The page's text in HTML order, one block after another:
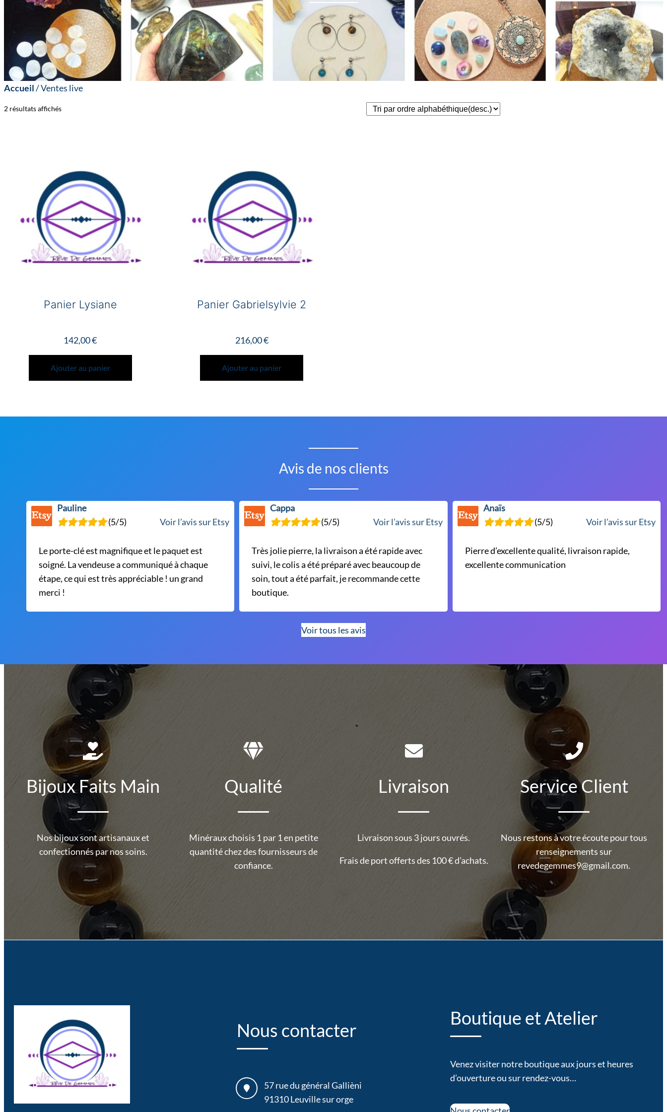
Accueil/ Ventes live
2 résultats affichés
Panier Lysiane
142,00€
Ajouter au panier
Panier Gabrielsylvie 2
216,00€
Ajouter au panier
Avis de nos clients
Pauline
(5/5)
Voir l’avis sur Etsy
Le porte-clé est magnifique et le paquet est
soigné. La vendeuse a communiqué à chaque
étape, ce qui est très appréciable ! un grand
merci !
Cappa
(5/5)
Voir l’avis sur Etsy
Très jolie pierre, la livraison a été rapide avec
suivi, le colis a été préparé avec beaucoup de
soin, tout a été parfait, je recommande cette
boutique.
Anaïs
(5/5)
Voir l’avis sur Etsy
Pierre d’excellente qualité, livraison rapide,
excellente communication
Voir tous les avis
Bijoux Faits Main
Nos bijoux sont artisanaux et
confectionnés par nos soins.
Qualité
Minéraux choisis 1 par 1 en petite
quantité chez des fournisseurs de
confiance.
Livraison
Livraison sous 3 jours ouvrés.
Frais de port offerts des 100 € d’achats.
Service Client
Nous restons à votre écoute pour tous
renseignements sur
revedegemmes9@gmail.com.
Nous contacter
57 rue du général Gallièni
91310Leuville sur orge
Boutique et Atelier
Venez visiter notre boutique aux jours et heures
d’ouverture ou sur rendez-vous…